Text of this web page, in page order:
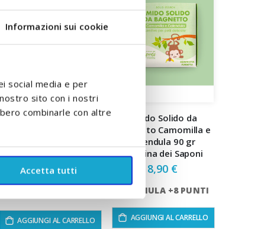
Informazioni sui cookie
social media e per
sito con i nostri
combinarle con altre
Accetta tutti
Pannolini Taglia 7 XXL
A partire da
13,90 €
AGGIUNGI AL CARRELLO
Amido Solido da
Bagnetto Camomilla e
Calendula 90 gr
Officina dei Saponi
8,90 €
ACCUMULA +8 PUNTI
AGGIUNGI AL CARRELLO